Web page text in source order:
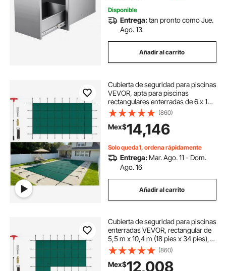
Disponible
Entrega:tan pronto como Jue.
Ago. 13
Añadir al carrito
Cubierta de seguridad para piscinas
VEVOR, apta para piscinas
rectangulares enterradas de 6 x 12
metros, cubierta de seguridad con
orificios de drenaje, cubierta de
malla sólida para piscinas, cubierta
de seguridad de invierno, color
verde.
(860)
Mex$14,146
Solo queda1, ordena rápidamente
Entrega: Mar. Ago. 11 - Dom.
Ago. 16
Añadir al carrito
Cubierta de seguridad para piscinas
enterradas VEVOR, rectangular de
5,5 m x 10,4 m (18 pies x 34 pies),
con escalón izquierdo, triple
costura, malla de PP de alta
resistencia, buena permeabilidad a
(860)
Mex$12,008